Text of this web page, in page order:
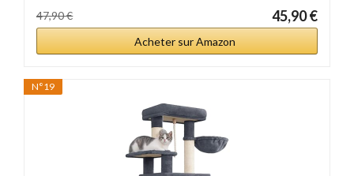
47,90 € 45,90 €
Acheter sur Amazon
N°19